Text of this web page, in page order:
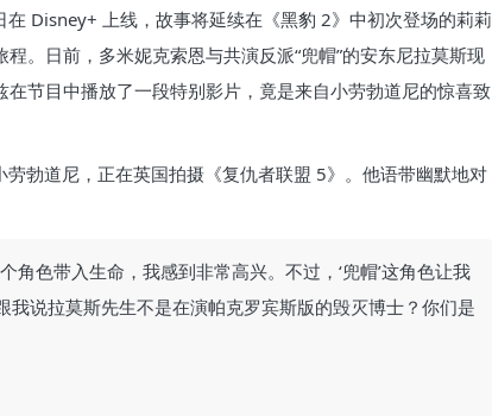
在 Disney+ 上线，故事将延续在《黑豹 2》中初次登场的莉莉
。日前，多米妮克索恩与共演反派“兜帽”的安东尼拉莫斯现
节目中播放了一段特别影片，竟是来自小劳勃道尼的惊喜致
勃道尼，正在英国拍摄《复仇者联盟 5》。他语带幽默地对
角色带入生命，我感到非常高兴。不过，‘兜帽’这角色让我
说拉莫斯先生不是在演帕克罗宾斯版的毁灭博士？你们是